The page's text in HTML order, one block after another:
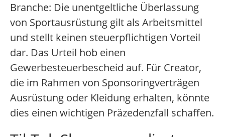
Branche: Die unentgeltliche Überlassung
von Sportausrüstung gilt als Arbeitsmittel
und stellt keinen steuerpflichtigen Vorteil
dar. Das Urteil hob einen
Gewerbesteuerbescheid auf. Für Creator,
die im Rahmen von Sponsoringverträgen
Ausrüstung oder Kleidung erhalten, könnte
dies einen wichtigen Präzedenzfall schaffen.